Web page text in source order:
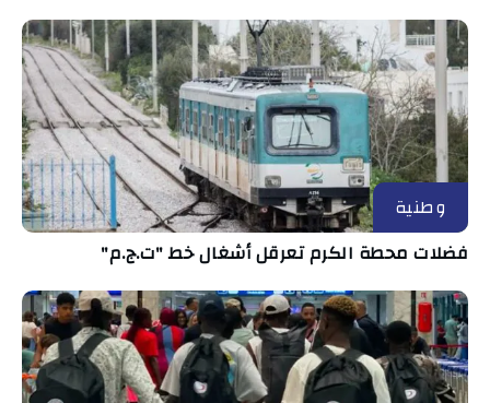
وطنية
فضلات محطة الكرم تعرقل أشغال خط "ت.ج.م"